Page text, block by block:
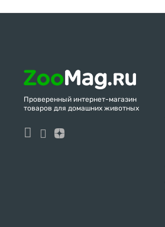
Проверенный интернет-магазин
товаров для домашних животных